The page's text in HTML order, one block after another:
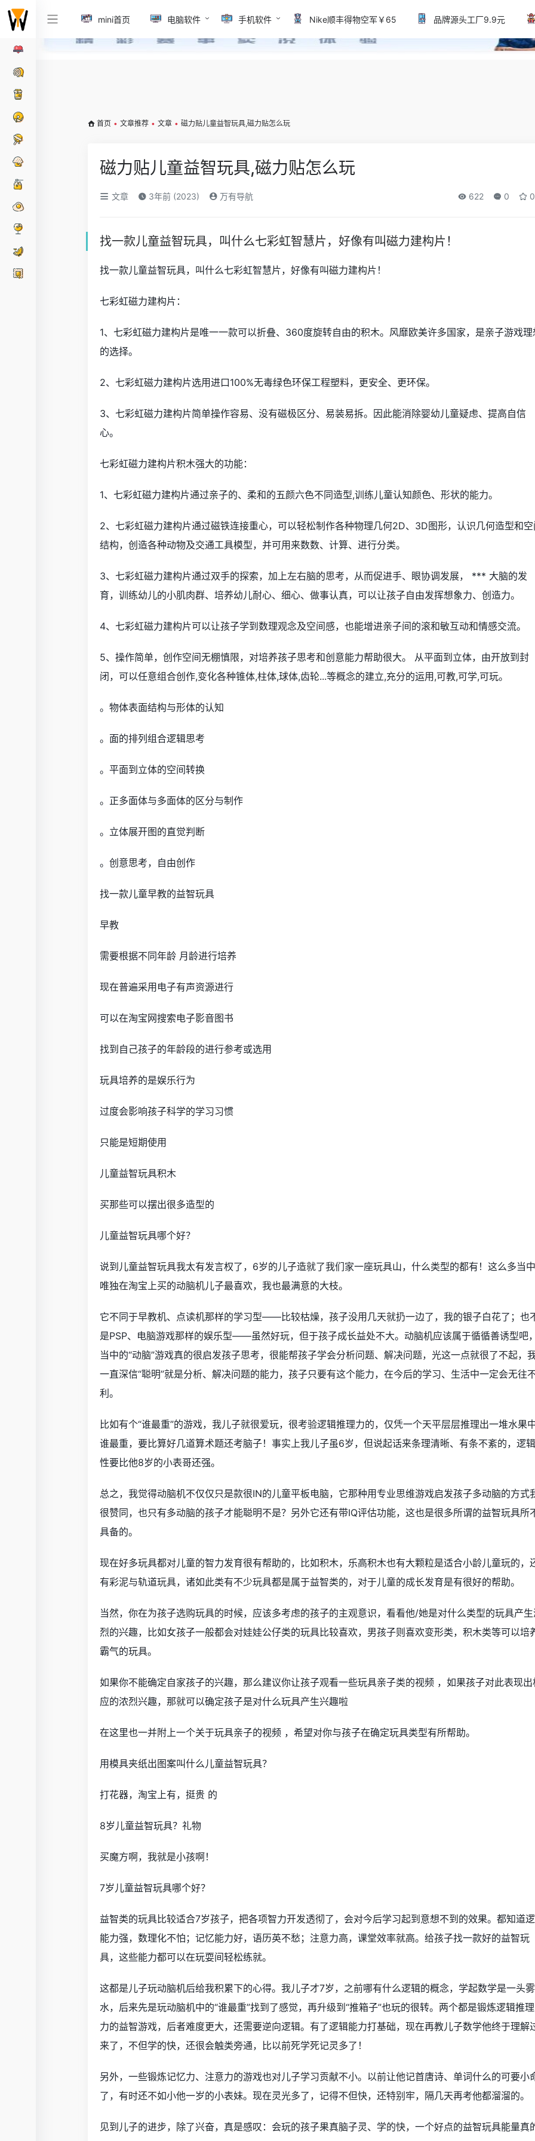
mini首页 电脑软件 手机软件 Nike顺丰得物空军￥65 品牌源头工厂9.9元
首页 • 文章推荐 • 文章 • 磁力贴儿童益智玩具,磁力贴怎么玩
磁力贴儿童益智玩具,磁力贴怎么玩
文章 3年前 (2023) 万有导航 622 0 0
找一款儿童益智玩具，叫什么七彩虹智慧片，好像有叫磁力建构片！
找一款儿童益智玩具，叫什么七彩虹智慧片，好像有叫磁力建构片！
七彩虹磁力建构片：
1、七彩虹磁力建构片是唯一一款可以折叠、360度旋转自由的积木。风靡欧美许多国家，是亲子游戏理
的选择。
2、七彩虹磁力建构片选用进口100%无毒绿色环保工程塑料，更安全、更环保。
3、七彩虹磁力建构片简单操作容易、没有磁极区分、易装易拆。因此能消除婴幼儿童疑虑、提高自信
心。
七彩虹磁力建构片积木强大的功能：
1、七彩虹磁力建构片通过亲子的、柔和的五颜六色不同造型,训练儿童认知颜色、形状的能力。
2、七彩虹磁力建构片通过磁铁连接重心，可以轻松制作各种物理几何2D、3D图形，认识几何造型和空
结构，创造各种动物及交通工具模型，并可用来数数、计算、进行分类。
3、七彩虹磁力建构片通过双手的探索，加上左右脑的思考，从而促进手、眼协调发展， *** 大脑的发
育，训练幼儿的小肌肉群、培养幼儿耐心、细心、做事认真，可以让孩子自由发挥想象力、创造力。
4、七彩虹磁力建构片可以让孩子学到数理观念及空间感，也能增进亲子间的滚和敏互动和情感交流。
5、操作简单，创作空间无棚慎限，对培养孩子思考和创意能力帮助很大。 从平面到立体，由开放到封
闭，可以任意组合创作,变化各种锥体,柱体,球体,齿轮...等概念的建立,充分的运用,可教,可学,可玩。
。物体表面结构与形体的认知
。面的排列组合逻辑思考
。平面到立体的空间转换
。正多面体与多面体的区分与制作
。立体展开图的直觉判断
。创意思考，自由创作
找一款儿童早教的益智玩具
早教
需要根据不同年龄 月龄进行培养
现在普遍采用电子有声资源进行
可以在淘宝网搜索电子影音图书
找到自己孩子的年龄段的进行参考或选用
玩具培养的是娱乐行为
过度会影响孩子科学的学习习惯
只能是短期使用
儿童益智玩具积木
买那些可以摆出很多造型的
儿童益智玩具哪个好？
说到儿童益智玩具我太有发言权了，6岁的儿子造就了我们家一座玩具山，什么类型的都有！这么多当中
唯独在淘宝上买的动脑机儿子最喜欢，我也最满意的大枝。
它不同于早教机、点读机那样的学习型——比较枯燥，孩子没用几天就扔一边了，我的银子白花了；也
是PSP、电脑游戏那样的娱乐型——虽然好玩，但于孩子成长益处不大。动脑机应该属于循循善诱型吧，
当中的“动脑”游戏真的很启发孩子思考，很能帮孩子学会分析问题、解决问题，光这一点就很了不起，
一直深信“聪明”就是分析、解决问题的能力，孩子只要有这个能力，在今后的学习、生活中一定会无往
利。
比如有个“谁最重”的游戏，我儿子就很爱玩，很考验逻辑推理力的，仅凭一个天平层层推理出一堆水果
谁最重，要比算好几道算术题还考脑子！事实上我儿子虽6岁，但说起话来条理清晰、有条不紊的，逻辑
性要比他8岁的小表哥还强。
总之，我觉得动脑机不仅仅只是款很IN的儿童平板电脑，它那种用专业思维游戏启发孩子多动脑的方式
很赞同，也只有多动脑的孩子才能聪明不是？另外它还有带IQ评估功能，这也是很多所谓的益智玩具所
具备的。
现在好多玩具都对儿童的智力发育很有帮助的，比如积木，乐高积木也有大颗粒是适合小龄儿童玩的，
有彩泥与轨道玩具，诸如此类有不少玩具都是属于益智类的，对于儿童的成长发育是有很好的帮助。
当然，你在为孩子选购玩具的时候，应该多考虑的孩子的主观意识，看看他/她是对什么类型的玩具产生
烈的兴趣，比如女孩子一般都会对娃娃公仔类的玩具比较喜欢，男孩子则喜欢变形类，积木类等可以培
霸气的玩具。
如果你不能确定自家孩子的兴趣，那么建议你让孩子观看一些玩具亲子类的视频 ，如果孩子对此表现出
应的浓烈兴趣，那就可以确定孩子是对什么玩具产生兴趣啦
在这里也一并附上一个关于玩具亲子的视频 ，希望对你与孩子在确定玩具类型有所帮助。
用模具夹纸出图案叫什么儿童益智玩具？
打花器，淘宝上有，挺贵 的
8岁儿童益智玩具？礼物
买魔方啊，我就是小孩啊！
7岁儿童益智玩具哪个好？
益智类的玩具比较适合7岁孩子，把各项智力开发透彻了，会对今后学习起到意想不到的效果。都知道
能力强，数理化不怕；记忆能力好，语历英不愁；注意力高，课堂效率就高。给孩子找一款好的益智玩
具，这些能力都可以在玩耍间轻松练就。
这都是儿子玩动脑机后给我积累下的心得。我儿子才7岁，之前哪有什么逻辑的概念，学起数学是一头雾
水，后来先是玩动脑机中的“谁最重”找到了感觉，再升级到“推箱子”也玩的很转。两个都是锻炼逻辑推
力的益智游戏，后者难度更大，还需要逆向逻辑。有了逻辑能力打基础，现在再教儿子数学他终于理解
来了，不但学的快，还很会触类旁通，比以前死学死记灵多了！
另外，一些锻炼记忆力、注意力的游戏也对儿子学习贡献不小。以前让他记首唐诗、单词什么的可要小
了，有时还不如小他一岁的小表妹。现在灵光多了，记得不但快，还特别牢，隔几天再考他都溜溜的。
见到儿子的进步，除了兴奋，真是感叹：会玩的孩子果真脑子灵、学的快，一个好点的益智玩具能量真